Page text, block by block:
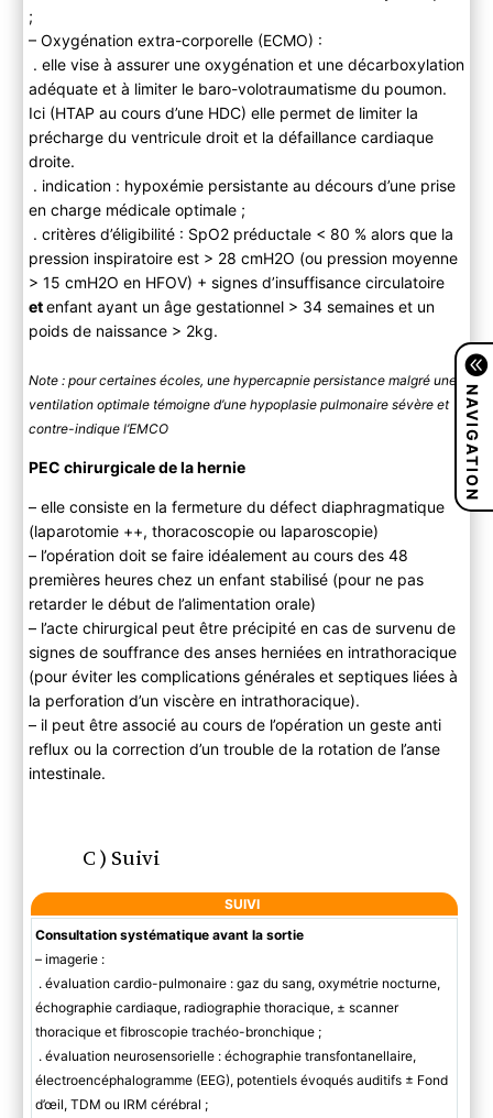
;
– Oxygénation extra-corporelle (ECMO) :
. elle vise à assurer une oxygénation et une décarboxylation
adéquate et à limiter le baro-volotraumatisme du poumon.
Ici (HTAP au cours d’une HDC) elle permet de limiter la
précharge du ventricule droit et la défaillance cardiaque
droite.
. indication : hypoxémie persistante au décours d’une prise
en charge médicale optimale ;
. critères d’éligibilité : SpO2 préductale < 80 % alors que la
pression inspiratoire est > 28 cmH2O (ou pression moyenne
> 15 cmH2O en HFOV) + signes d’insuffisance circulatoire
etenfant ayant un âge gestationnel > 34 semaines et un
poids de naissance > 2kg.
Note : pour certaines écoles, une hypercapnie persistance malgré une
ventilation optimale témoigne d’une hypoplasie pulmonaire sévère et
contre-indique l’EMCO
PEC chirurgicale de la hernie
– elle consiste en la fermeture du défect diaphragmatique
(laparotomie ++, thoracoscopie ou laparoscopie)
– l’opération doit se faire idéalement au cours des 48
premières heures chez un enfant stabilisé (pour ne pas
retarder le début de l’alimentation orale)
– l’acte chirurgical peut être précipité en cas de survenu de
signes de souffrance des anses herniées en intrathoracique
(pour éviter les complications générales et septiques liées à
la perforation d’un viscère en intrathoracique).
– il peut être associé au cours de l’opération un geste anti
reflux ou la correction d’un trouble de la rotation de l’anse
intestinale.
C ) Suivi
SUIVI
Consultation systématique avant la sortie
– imagerie :
. évaluation cardio-pulmonaire : gaz du sang, oxymétrie nocturne,
échographie cardiaque, radiographie thoracique, ± scanner
thoracique et fibroscopie trachéo-bronchique ;
. évaluation neurosensorielle : échographie transfontanellaire,
électroencéphalogramme (EEG), potentiels évoqués auditifs ± Fond
d’œil, TDM ou IRM cérébral ;
NAVIGATION